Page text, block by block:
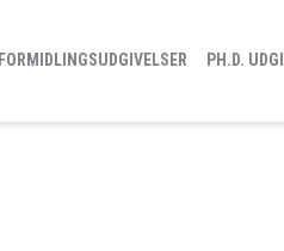
FORMIDLINGSUDGIVELSER PH.D.